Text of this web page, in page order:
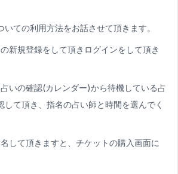
ての利用方法をお話させて頂きます。
規登録をして頂きログインをして頂き
いの確認(カレンダー)から待機している占
して頂き、指名の占い師と時間を選んでく
て頂きますと、チケットの購入画面に